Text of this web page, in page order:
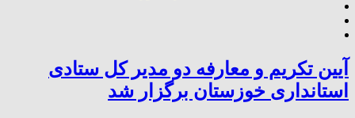
آیین تکریم و معارفه دو مدیر کل ستادی
استانداری خوزستان برگزار شد